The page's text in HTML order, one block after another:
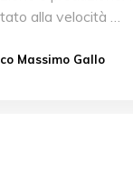
alla velocità …
Massimo Gallo